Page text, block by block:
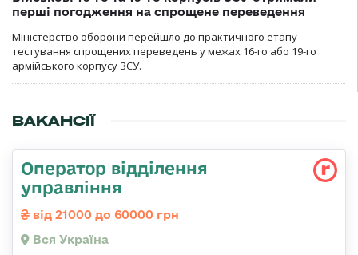
перші погодження на спрощене переведення
Міністерство оборони перейшло до практичного етапу
тестування спрощених переведень у межах 16-го або 19-го
армійського корпусу ЗСУ.
ВАКАНСІЇ
Оператор відділення
управління
від 21000 до 60000 грн
Вся Україна